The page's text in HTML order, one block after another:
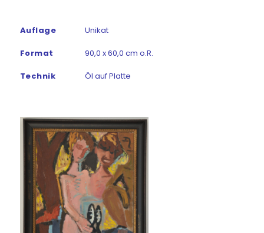
Auflage Unikat
Format 90,0 x 60,0 cm o.R.
Technik Öl auf Platte